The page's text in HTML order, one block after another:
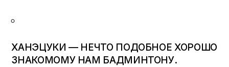
ХАНЭЦУКИ — НЕЧТО ПОДОБНОЕ ХОРОШО
ЗНАКОМОМУ НАМ БАДМИНТОНУ.